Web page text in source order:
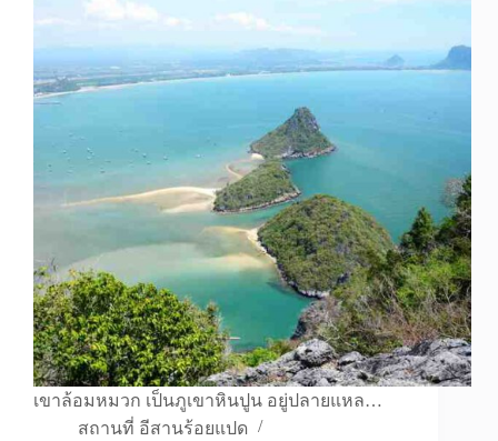
เขาล้อมหมวก เป็นภูเขาหินปูน อยู่ปลายแหล…
สถานที่ อีสานร้อยแปด